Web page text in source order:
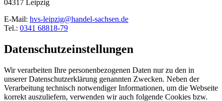
04317 Leipzig
E-Mail: hvs-leipzig@handel-sachsen.de
Tel.: 0341 68818-79
Datenschutzeinstellungen
Wir verarbeiten Ihre personenbezogenen Daten nur zu den in
unserer Datenschutzerklärung genannten Zwecken. Neben der
Verarbeitung technisch notwendiger Informationen, um die Webseite
korrekt auszuliefern, verwenden wir auch folgende Cookies bzw.